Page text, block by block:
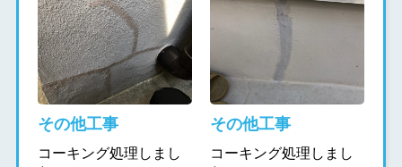
その他工事
コーキング処理しまし
その他工事
コーキング処理しまし